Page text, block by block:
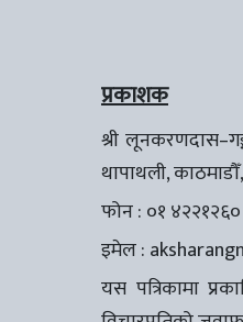
प्रकाशक
श्री
थापाथली,
फोन : ०१ ४२२१२६०
इमेल :
यस पत्रिकामा